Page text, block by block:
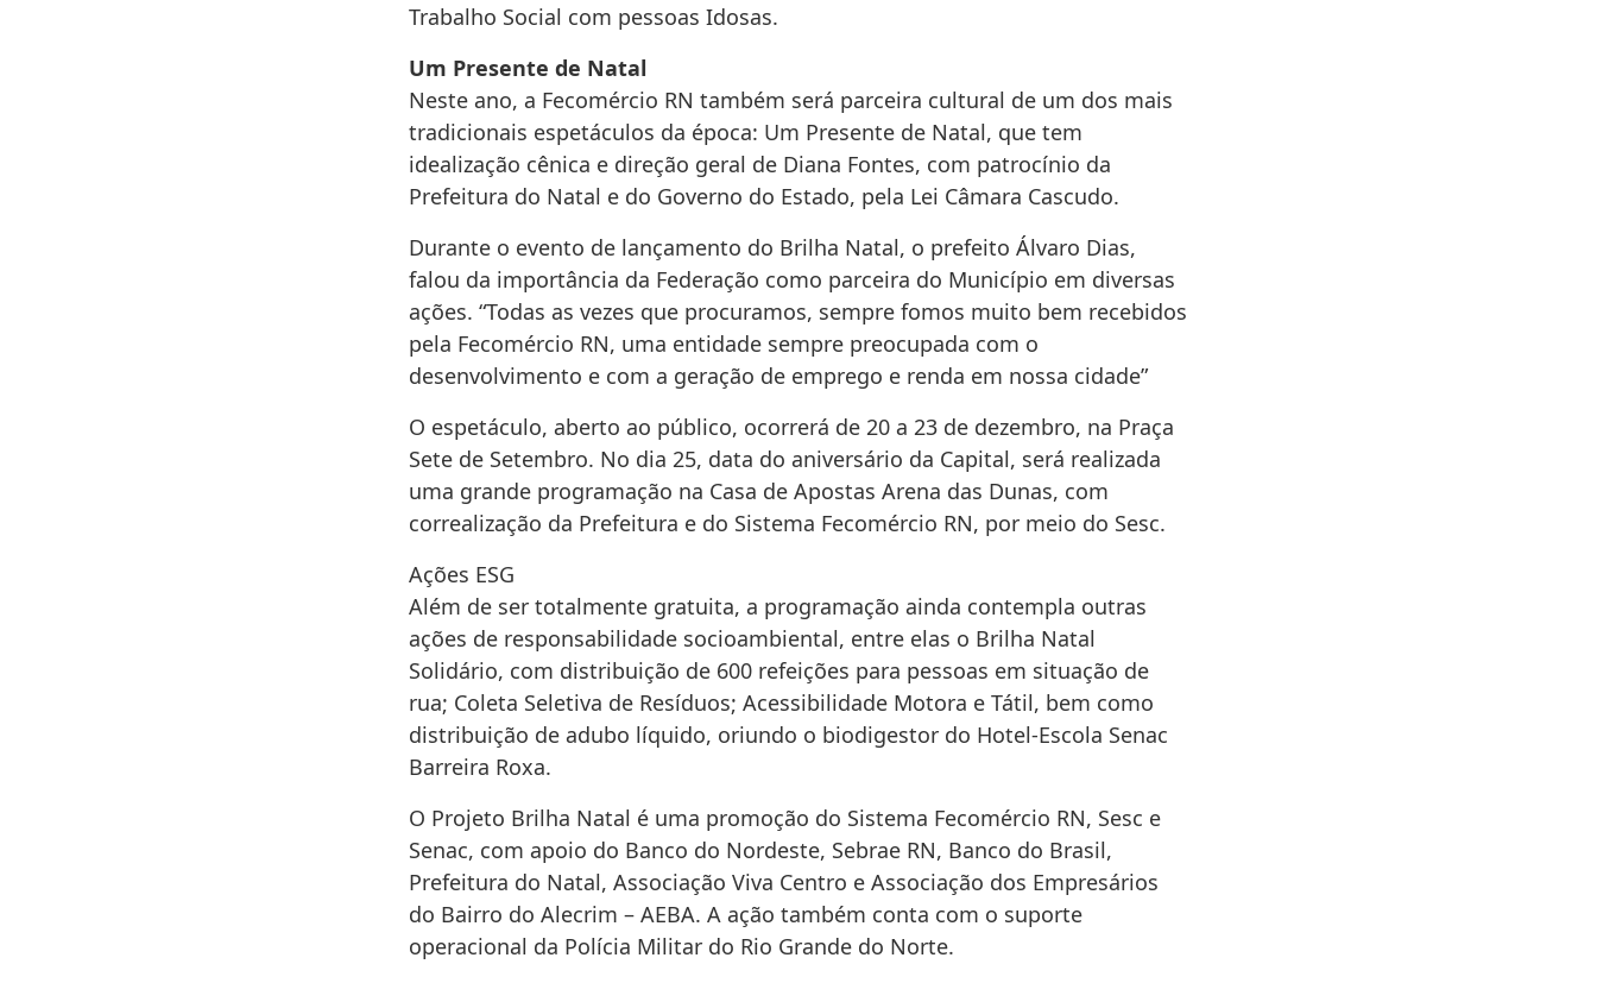
Trabalho Social com pessoas Idosas.
Um Presente de Natal
Neste ano, a Fecomércio RN também será parceira cultural de um dos mais
tradicionais espetáculos da época: Um Presente de Natal, que tem
idealização cênica e direção geral de Diana Fontes, com patrocínio da
Prefeitura do Natal e do Governo do Estado, pela Lei Câmara Cascudo.
Durante o evento de lançamento do Brilha Natal, o prefeito Álvaro Dias,
falou da importância da Federação como parceira do Município em diversas
ações. “Todas as vezes que procuramos, sempre fomos muito bem recebidos
pela Fecomércio RN, uma entidade sempre preocupada com o
desenvolvimento e com a geração de emprego e renda em nossa cidade”
O espetáculo, aberto ao público, ocorrerá de 20 a 23 de dezembro, na Praça
Sete de Setembro. No dia 25, data do aniversário da Capital, será realizada
uma grande programação na Casa de Apostas Arena das Dunas, com
correalização da Prefeitura e do Sistema Fecomércio RN, por meio do Sesc.
Ações ESG
Além de ser totalmente gratuita, a programação ainda contempla outras
ações de responsabilidade socioambiental, entre elas o Brilha Natal
Solidário, com distribuição de 600 refeições para pessoas em situação de
rua; Coleta Seletiva de Resíduos; Acessibilidade Motora e Tátil, bem como
distribuição de adubo líquido, oriundo o biodigestor do Hotel-Escola Senac
Barreira Roxa.
O Projeto Brilha Natal é uma promoção do Sistema Fecomércio RN, Sesc e
Senac, com apoio do Banco do Nordeste, Sebrae RN, Banco do Brasil,
Prefeitura do Natal, Associação Viva Centro e Associação dos Empresários
do Bairro do Alecrim – AEBA. A ação também conta com o suporte
operacional da Polícia Militar do Rio Grande do Norte.